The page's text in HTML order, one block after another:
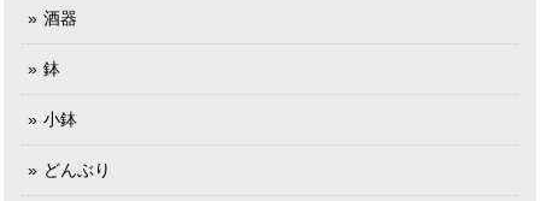
酒器
鉢
小鉢
どんぶり